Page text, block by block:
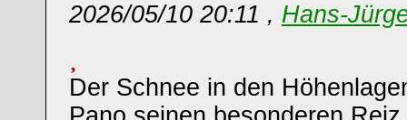
2026/05/10 20:11 , Hans-
Der Schnee in den